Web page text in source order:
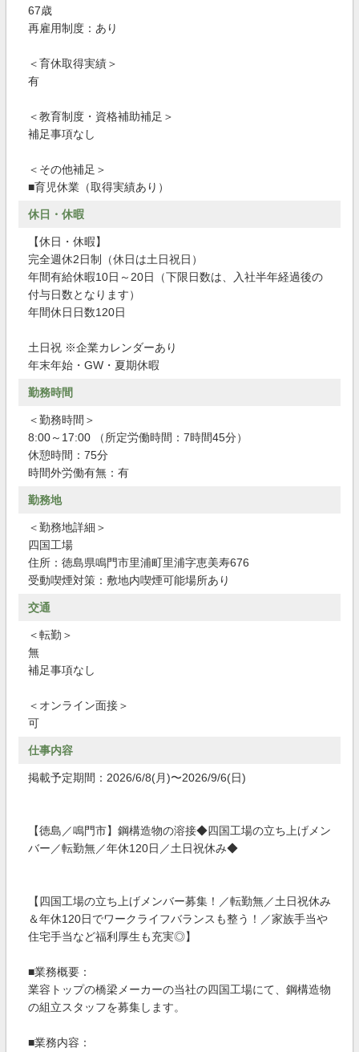
67歳
再雇用制度：あり
＜育休取得実績＞
有
＜教育制度・資格補助補足＞
補足事項なし
＜その他補足＞
■育児休業（取得実績あり）
休日・休暇
【休日・休暇】
完全週休2日制（休日は土日祝日）
年間有給休暇10日～20日（下限日数は、入社半年経過後の
付与日数となります）
年間休日日数120日
土日祝 ※企業カレンダーあり
年末年始・GW・夏期休暇
勤務時間
＜勤務時間＞
8:00～17:00 （所定労働時間：7時間45分）
休憩時間：75分
時間外労働有無：有
勤務地
＜勤務地詳細＞
四国工場
住所：徳島県鳴門市里浦町里浦字恵美寿676
受動喫煙対策：敷地内喫煙可能場所あり
交通
＜転勤＞
無
補足事項なし
＜オンライン面接＞
可
仕事内容
掲載予定期間：2026/6/8(月)〜2026/9/6(日)
【徳島／鳴門市】鋼構造物の溶接◆四国工場の立ち上げメン
バー／転勤無／年休120日／土日祝休み◆
【四国工場の立ち上げメンバー募集！／転勤無／土日祝休み
＆年休120日でワークライフバランスも整う！／家族手当や
住宅手当など福利厚生も充実◎】
■業務概要：
業容トップの橋梁メーカーの当社の四国工場にて、鋼構造物
の組立スタッフを募集します。
■業務内容：